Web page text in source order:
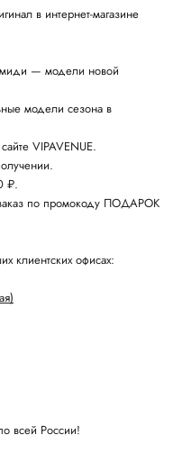
в интернет-магазине
— модели новой
модели сезона в
VIPAVENUE.
₽.
по промокоду ПОДАРОК
клиентских офисах:
всей России!